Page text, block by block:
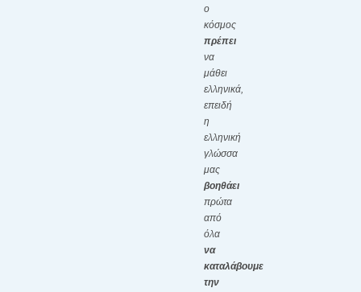
ο
κόσμος
πρέπει
να
μάθει
ελληνικά,
επειδή
η
ελληνική
γλώσσα
μας
βοηθάει
πρώτα
από
όλα
να
καταλάβουμε
την